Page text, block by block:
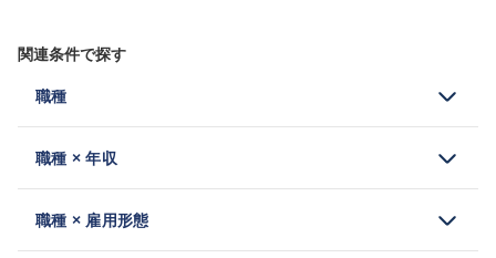
関連条件で探す
職種
職種 × 年収
職種 × 雇用形態